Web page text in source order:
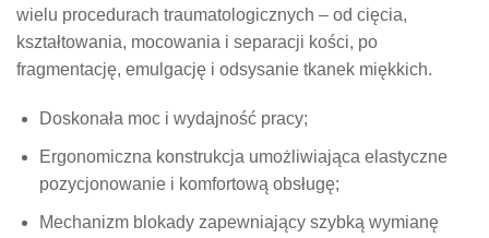
wielu procedurach traumatologicznych – od cięcia,
kształtowania, mocowania i separacji kości, po
fragmentację, emulgację i odsysanie tkanek miękkich.
Doskonała moc i wydajność pracy;
Ergonomiczna konstrukcja umożliwiająca elastyczne
pozycjonowanie i komfortową obsługę;
Mechanizm blokady zapewniający szybką wymianę